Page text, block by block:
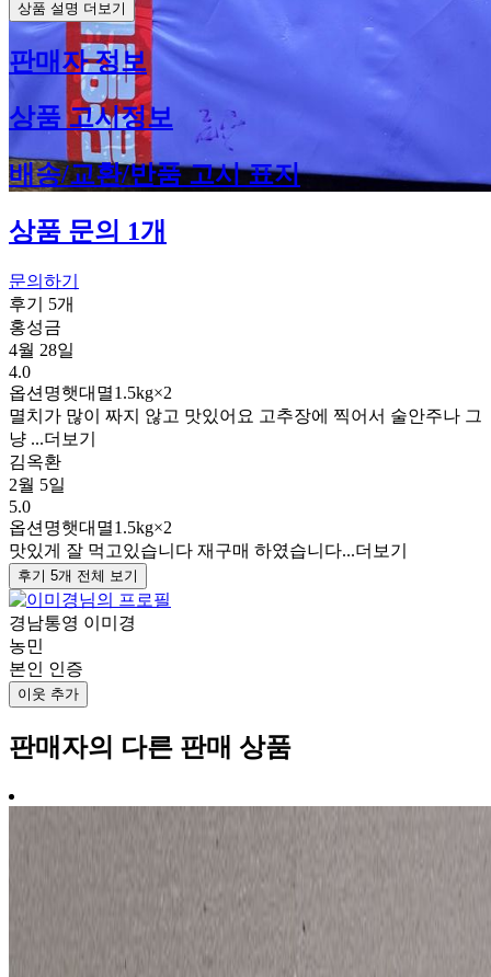
상품 설명 더보기
판매자 정보
상품 고시정보
배송/교환/반품 고시 표지
상품 문의 1개
문의하기
후기 5개
홍성금
4월 28일
4.0
옵션명햇대멸1.5kg×2
멸치가 많이 짜지 않고 맛있어요 고추장에 찍어서 술안주나 그
냥 ...더보기
김옥환
2월 5일
5.0
옵션명햇대멸1.5kg×2
맛있게 잘 먹고있습니다 재구매 하였습니다...더보기
후기 5개 전체 보기
경남통영 이미경
농민
본인 인증
이웃 추가
판매자의 다른 판매 상품